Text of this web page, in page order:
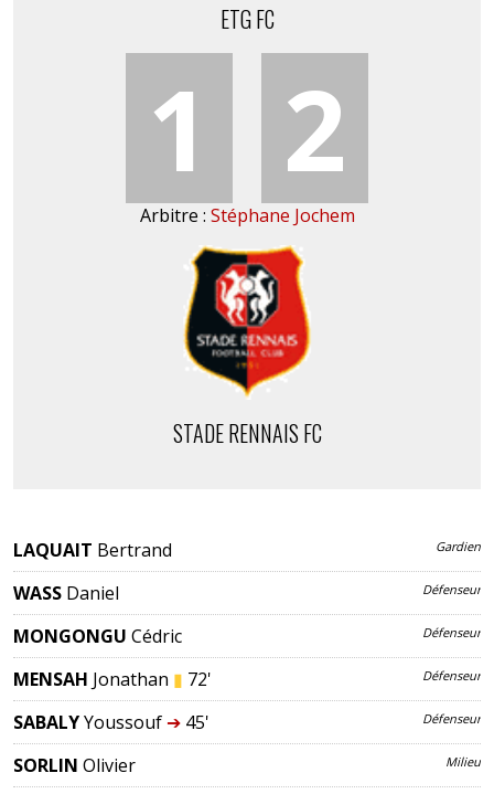
ETG FC
1 2
Arbitre : Stéphane Jochem
STADE RENNAIS FC
LAQUAIT Bertrand Gardien
WASS Daniel Défenseur
MONGONGU Cédric Défenseur
MENSAH Jonathan ▮ 72' Défenseur
SABALYYoussouf ➔45' Défenseur
SORLIN Olivier Milieu